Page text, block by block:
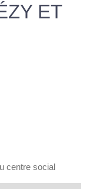
ET
centre social